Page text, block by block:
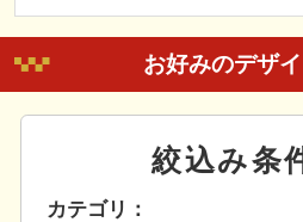
お好みのデザ
絞込み条
カテゴリ：